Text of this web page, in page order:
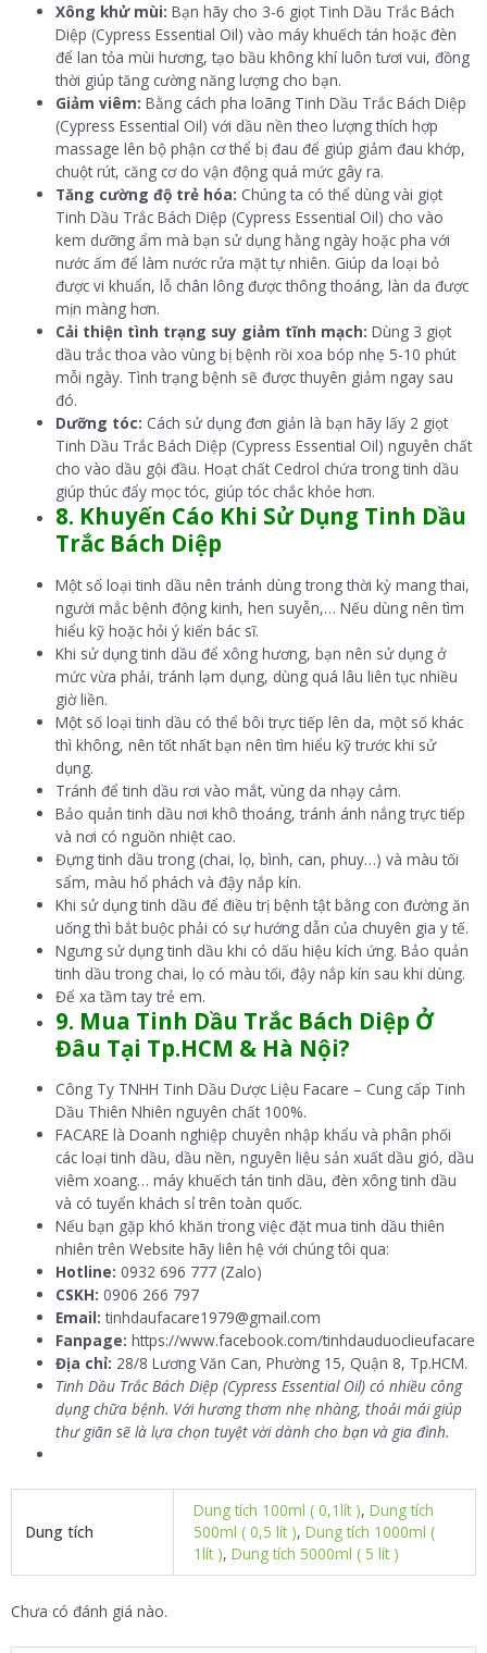
Xông khử mùi: Bạn hãy cho 3-6 giọt Tinh Dầu Trắc Bách
Diệp (Cypress Essential Oil) vào máy khuếch tán hoặc đèn
để lan tỏa mùi hương, tạo bầu không khí luôn tươi vui, đồng
thời giúp tăng cường năng lượng cho bạn.
Giảm viêm: Bằng cách pha loãng Tinh Dầu Trắc Bách Diệp
(Cypress Essential Oil) với dầu nền theo lượng thích hợp
massage lên bộ phận cơ thể bị đau để giúp giảm đau khớp,
chuột rút, căng cơ do vận động quá mức gây ra.
Tăng cường độ trẻ hóa: Chúng ta có thể dùng vài giọt
Tinh Dầu Trắc Bách Diệp (Cypress Essential Oil) cho vào
kem dưỡng ẩm mà bạn sử dụng hằng ngày hoặc pha với
nước ấm để làm nước rửa mặt tự nhiên. Giúp da loại bỏ
được vi khuẩn, lỗ chân lông được thông thoáng, làn da được
mịn màng hơn.
Cải thiện tình trạng suy giảm tĩnh mạch: Dùng 3 giọt
dầu trắc thoa vào vùng bị bệnh rồi xoa bóp nhẹ 5-10 phút
mỗi ngày. Tình trạng bệnh sẽ được thuyên giảm ngay sau
đó.
Dưỡng tóc: Cách sử dụng đơn giản là bạn hãy lấy 2 giọt
Tinh Dầu Trắc Bách Diệp (Cypress Essential Oil) nguyên chất
cho vào dầu gội đầu. Hoạt chất Cedrol chứa trong tinh dầu
giúp thúc đẩy mọc tóc, giúp tóc chắc khỏe hơn.
8. Khuyến Cáo Khi Sử Dụng Tinh Dầu
Trắc Bách Diệp
Một số loại tinh dầu nên tránh dùng trong thời kỳ mang thai,
người mắc bệnh động kinh, hen suyễn,… Nếu dùng nên tìm
hiểu kỹ hoặc hỏi ý kiến bác sĩ.
Khi sử dụng tinh dầu để xông hương, bạn nên sử dụng ở
mức vừa phải, tránh lạm dụng, dùng quá lâu liên tục nhiều
giờ liền.
Một số loại tinh dầu có thể bôi trực tiếp lên da, một số khác
thì không, nên tốt nhất bạn nên tìm hiểu kỹ trước khi sử
dụng.
Tránh để tinh dầu rơi vào mắt, vùng da nhạy cảm.
Bảo quản tinh dầu nơi khô thoáng, tránh ánh nắng trực tiếp
và nơi có nguồn nhiệt cao.
Đựng tinh dầu trong (chai, lọ, bình, can, phuy…) và màu tối
sẩm, màu hổ phách và đậy nắp kín.
Khi sử dụng tinh dầu để điều trị bệnh tật bằng con đường ăn
uống thì bắt buộc phải có sự hướng dẫn của chuyên gia y tế.
Ngưng sử dụng tinh dầu khi có dấu hiệu kích ứng. Bảo quản
tinh dầu trong chai, lọ có màu tối, đậy nắp kín sau khi dùng.
Để xa tầm tay trẻ em.
9. Mua Tinh Dầu Trắc Bách Diệp Ở
Đâu Tại Tp.HCM & Hà Nội?
Công Ty TNHH Tinh Dầu Dược Liệu Facare – Cung cấp Tinh
Dầu Thiên Nhiên nguyên chất 100%.
FACARE là Doanh nghiệp chuyên nhập khẩu và phân phối
các loại tinh dầu, dầu nền, nguyên liệu sản xuất dầu gió, dầu
viêm xoang… máy khuếch tán tinh dầu, đèn xông tinh dầu
và có tuyển khách sỉ trên toàn quốc.
Nếu bạn gặp khó khăn trong việc đặt mua tinh dầu thiên
nhiên trên Website hãy liên hệ với chúng tôi qua:
Hotline: 0932 696 777 (Zalo)
CSKH: 0906 266 797
Email: tinhdaufacare1979@gmail.com
Fanpage: https://www.facebook.com/tinhdauduoclieufacare
Địa chỉ: 28/8 Lương Văn Can, Phường 15, Quận 8, Tp.HCM.
Tinh Dầu Trắc Bách Diệp (Cypress Essential Oil) có nhiều công
dụng chữa bệnh. Với hương thơm nhẹ nhàng, thoải mái giúp
thư giãn sẽ là lựa chọn tuyệt vời dành cho bạn và gia đình.
Dung tích
Dung tích 100ml ( 0,1lít ),Dung tích
500ml ( 0,5 lít ),Dung tích 1000ml (
1lít ),Dung tích 5000ml ( 5 lít )
Chưa có đánh giá nào.